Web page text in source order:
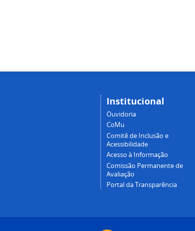
Institucional
Ouvidoria
CoMu
Comitê de Inclusão e
Acessibilidade
Acesso à Informação
Comissão Permanente de
Avaliação
Portal da Transparência